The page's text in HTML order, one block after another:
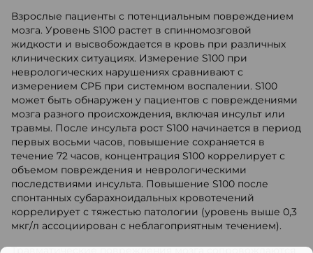
Взрослые пациенты с потенциальным повреждением
мозга. Уровень S100 растет в спинномозговой
жидкости и высвобождается в кровь при различных
клинических ситуациях. Измерение S100 при
неврологических нарушениях сравнивают с
измерением СРБ при системном воспалении. S100
может быть обнаружен у пациентов с повреждениями
мозга разного происхождения, включая инсульт или
травмы. После инсульта рост S100 начинается в период
первых восьми часов, повышение сохраняется в
течение 72 часов, концентрация S100 коррелирует с
объемом повреждения и неврологическими
последствиями инсульта. Повышение S100 после
спонтанных субарахноидальных кровотечений
коррелирует с тяжестью патологии (уровень выше 0,3
мкг/л ассоциирован с неблагоприятным течением).
Травматические повреждения мозга сопровождаются